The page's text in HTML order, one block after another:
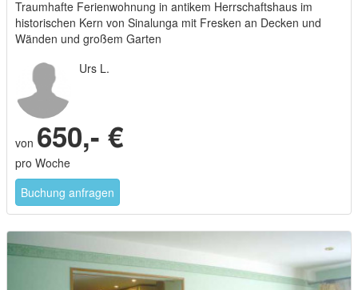
Traumhafte Ferienwohnung in antikem Herrschaftshaus im
historischen Kern von Sinalunga mit Fresken an Decken und
Wänden und großem Garten
Urs L.
von 650,- €
pro Woche
Buchung anfragen